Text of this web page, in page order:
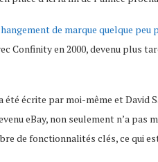
de marque quelque
Confinity en 2000, devenu plus
écrite par moi-même et David
eBay, non seulement n’a pas
de fonctionnalités clés, ce qui